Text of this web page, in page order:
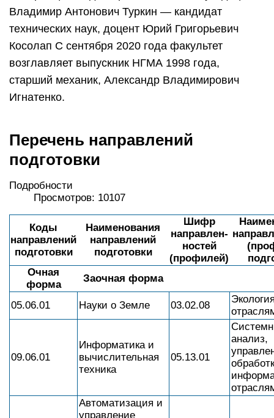
Владимир Антонович Туркин — кандидат
технических наук, доцент Юрий Григорьевич
Косолап С сентября 2020 года факультет
возглавляет выпускник НГМА 1998 года,
старший механик, Александр Владимирович
Игнатенко.
Перечень направлений
подготовки
Подробности
Просмотров: 10107
Коды
направлений
подготовки
Наименования
направлений
подготовки
Шифр
направлен-
ностей
(профилей)
Очная
форма
Заочная форма
05.06.01 Науки о Земле 03.02.08
09.06.01
Информатика и
вычислительная
техника
05.13.01
анализ,
Автоматизация и
управление